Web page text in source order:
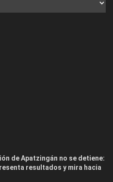
de Apatzingán no se detiene:
resultados y mira hacia